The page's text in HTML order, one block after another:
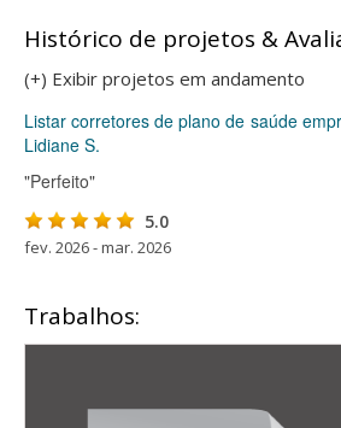
Histórico de projetos &
(+) Exibir projetos em andamento
Listar corretores de plano de saúde
Lidiane S.
"Perfeito"
5.0
fev. 2026 - mar. 2026
Trabalhos: